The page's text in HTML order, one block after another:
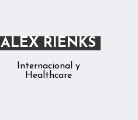
ALEX RIENKS
Internacional y
Healthcare